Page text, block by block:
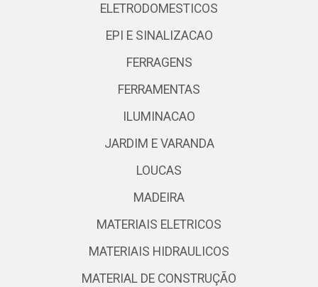
ELETRODOMESTICOS
EPI E SINALIZACAO
FERRAGENS
FERRAMENTAS
ILUMINACAO
JARDIM E VARANDA
LOUCAS
MADEIRA
MATERIAIS ELETRICOS
MATERIAIS HIDRAULICOS
MATERIAL DE CONSTRUÇÃO